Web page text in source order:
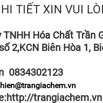
TIẾT XIN VUI
TNHH Hóa Chất Trần
2,KCN Biên Hòa 1,
0834302123
hien@trangiachem.vn
trangiachem.vn